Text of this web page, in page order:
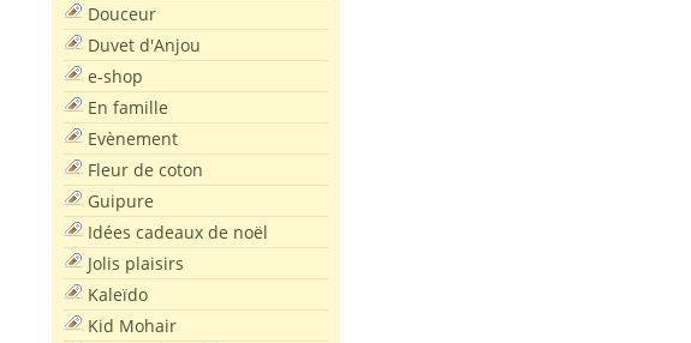
Douceur
Duvet d'Anjou
e-shop
En famille
Evènement
Fleur de coton
Guipure
Idées cadeaux de noël
Jolis plaisirs
Kaleïdo
Kid Mohair